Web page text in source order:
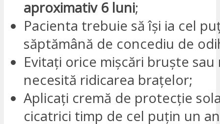
aproximativ 6 luni;
Pacienta trebuie să își ia cel
săptămână de concediu de
Evitați orice mișcări bruște sau
necesită ridicarea brațelor;
Aplicați cremă de protecție
cicatrici timp de cel puțin un